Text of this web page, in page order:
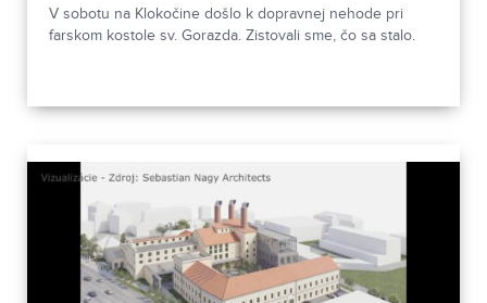
V sobotu na Klokočine došlo k dopravnej nehode pri
farskom kostole sv. Gorazda. Zistovali sme, čo sa stalo.